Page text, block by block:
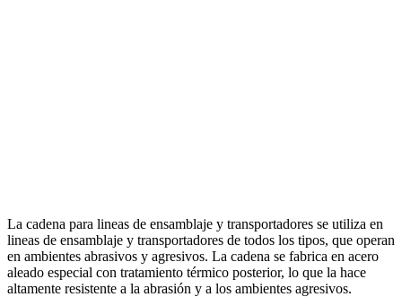
La cadena para lineas de ensamblaje y transportadores se utiliza en
lineas de ensamblaje y transportadores de todos los tipos, que operan
en ambientes abrasivos y agresivos. La cadena se fabrica en acero
aleado especial con tratamiento térmico posterior, lo que la hace
altamente resistente a la abrasión y a los ambientes agresivos.